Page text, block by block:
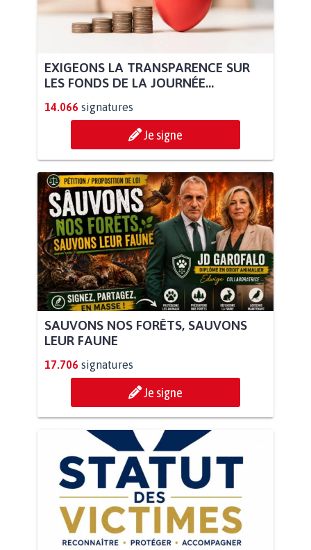
EXIGEONS LA TRANSPARENCE SUR
LES FONDS DE LA JOURNÉE...
14.066 signatures
Je signe
SAUVONS NOS FORÊTS, SAUVONS
LEUR FAUNE
17.706 signatures
Je signe